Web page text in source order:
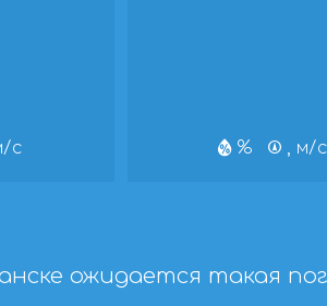
с % , м/с
ожидается такая